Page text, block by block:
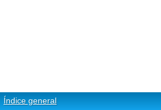
Índice general